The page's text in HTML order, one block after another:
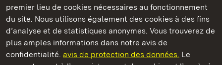
premier lieu de cookies nécessaires au fonctionnement
du site. Nous utilisons également des cookies à des fins
d’analyse et de statistiques anonymes. Vous trouverez de
plus amples informations dans notre avis de
confidentialité. avis de protection des données. Le
Staatliche Schlösser und Gärten Baden‑Württemberg